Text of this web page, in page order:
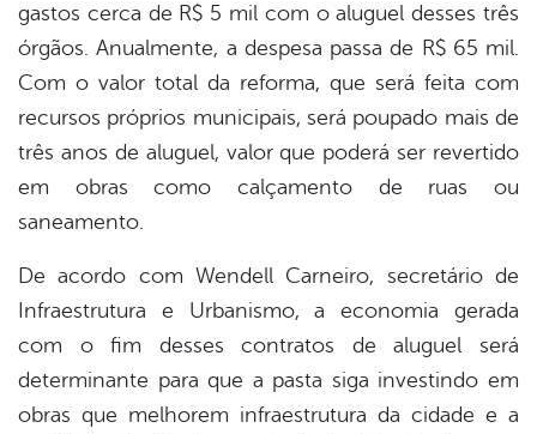
gastos cerca de R$ 5 mil com o aluguel desses três
órgãos. Anualmente, a despesa passa de R$ 65 mil.
Com o valor total da reforma, que será feita com
recursos próprios municipais, será poupado mais de
três anos de aluguel, valor que poderá ser revertido
em obras como calçamento de ruas ou
saneamento.
De acordo com Wendell Carneiro, secretário de
Infraestrutura e Urbanismo, a economia gerada
com o fim desses contratos de aluguel será
determinante para que a pasta siga investindo em
obras que melhorem infraestrutura da cidade e a